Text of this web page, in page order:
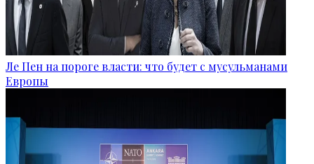
Ле Пен на пороге власти: что будет с мусульманами
Европы